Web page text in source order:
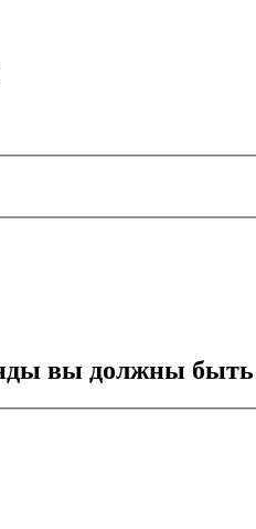
вы должны быть